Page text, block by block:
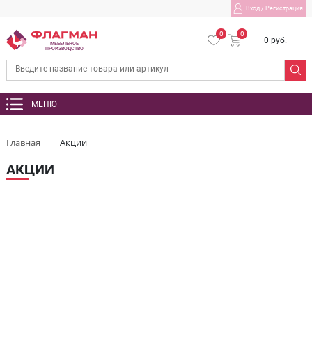
Вход/ Регистрация
МЕБЕЛЬНОЕ
ПРОИЗВОДСТВО
0 0
0 руб.
МЕНЮ
Главная Акции
АКЦИИ